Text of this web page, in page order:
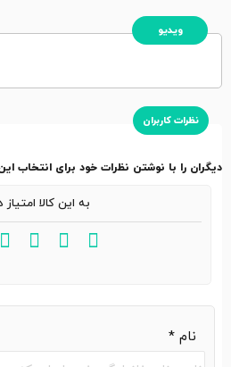
ویدیو
نظرات کاربران
دیگران را با نوشتن نظرات خود برای انتخاب
نام *
به این کالا